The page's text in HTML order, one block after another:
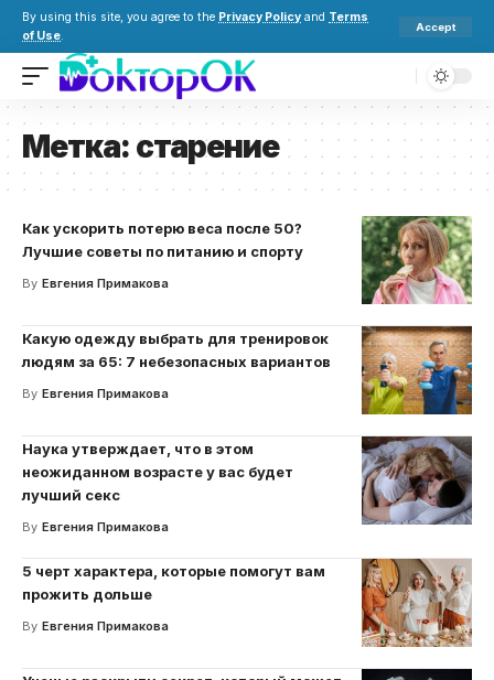
By using this site, you agree to the Privacy Policy and Terms
of Use.
Accept
Метка: старение
Как ускорить потерю веса после 50?
Лучшие советы по питанию и спорту
By Евгения Примакова
Какую одежду выбрать для тренировок
людям за 65: 7 небезопасных вариантов
By Евгения Примакова
Наука утверждает, что в этом
неожиданном возрасте у вас будет
лучший секс
By Евгения Примакова
5 черт характера, которые помогут вам
прожить дольше
By Евгения Примакова